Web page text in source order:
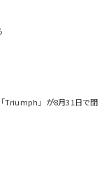
Triumph」が8月31日で閉